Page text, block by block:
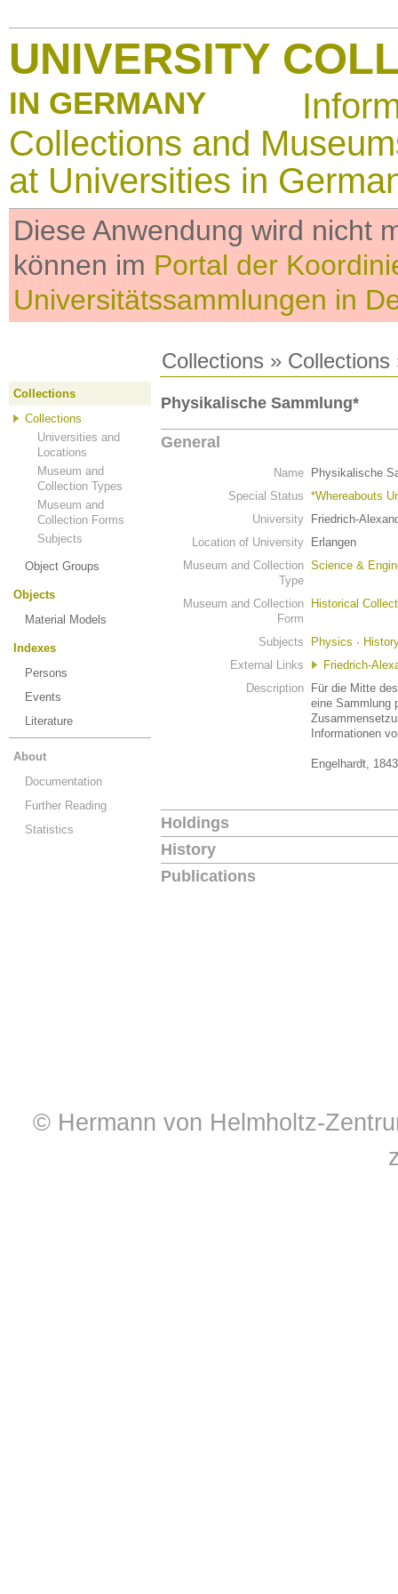
UNIVERSITY
IN GERMANY
Collections and
at Universities in
Diese Anwendung wird nicht
können im Portal der
Universitätssammlungen in
Collections » Collections
Collections
Collections
Universities and
Locations
Museum and
Collection Types
Museum and
Collection Forms
Subjects
Object Groups
Objects
Material Models
Indexes
Persons
Events
Literature
About
Documentation
Further Reading
Statistics
Physikalische Sammlung*
General
Name
Physikalische
Special Status *Whereabouts
University
Friedrich-
Location of University
Erlangen
Museum and Collection
Type
Science &
Museum and Collection
Form
Historical
Subjects Physics ·
External Links
Friedrich-
Description
Für die Mitte
eine Sammlung
Informationen
Engelhardt,
Holdings
History
Publications
© Hermann von Helmholtz-